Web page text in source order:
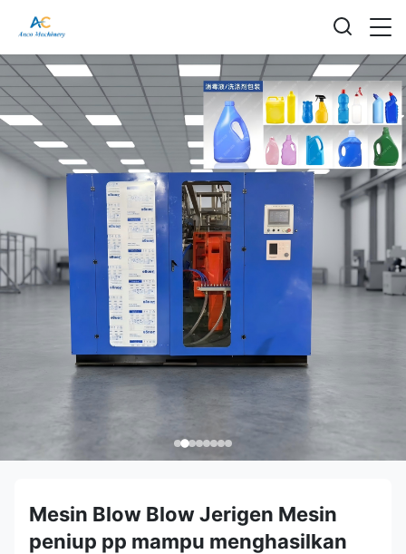
Mesin Blow Blow Jerigen Mesin
peniup pp mampu menghasilkan